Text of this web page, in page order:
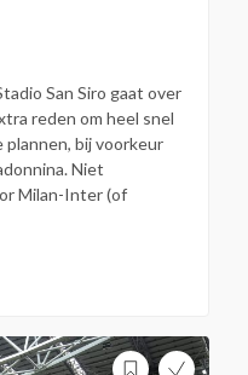
San Siro gaat over
reden om heel snel
bij voorkeur
Niet
Milan-Inter (of